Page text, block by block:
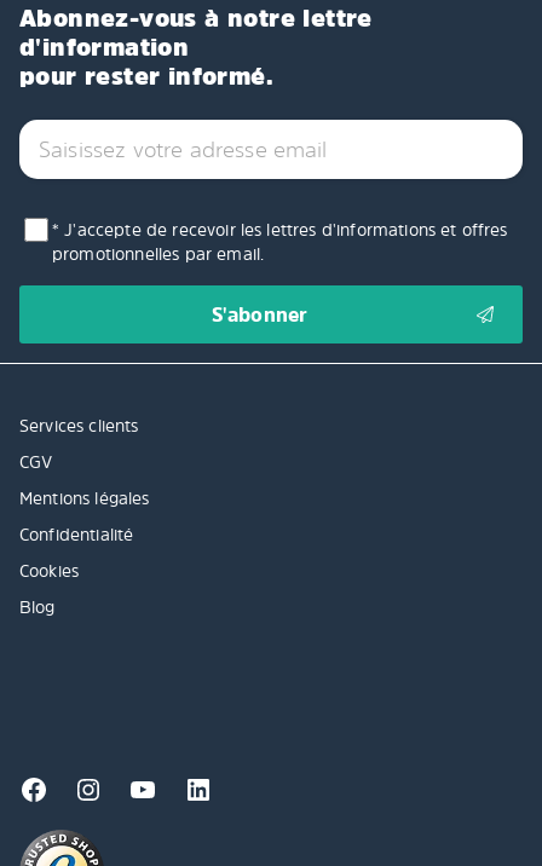
Abonnez-vous à notre lettre
d'information
pour rester informé.
* J'accepte de recevoir les lettres d'informations et offres
promotionnelles par email.
Services clients
CGV
Mentions légales
Confidentialité
Cookies
Blog